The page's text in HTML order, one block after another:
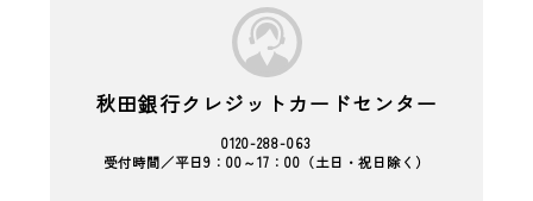
秋田銀行クレジットカードセンター
0120-288-063
受付時間／平日9：00～17：00（土日・祝日除く）